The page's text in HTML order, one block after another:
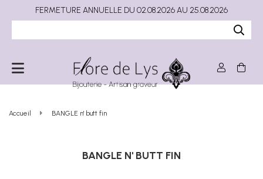
Accueil BANGLE n' butt fin
BANGLE N' BUTT FIN
FERMETURE ANNUELLE DU 02.08.2026 AU 25.08.2026